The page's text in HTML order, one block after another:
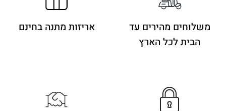
משלוחים מהירים עד
הבית לכל הארץ
אריזות מתנה בחינם